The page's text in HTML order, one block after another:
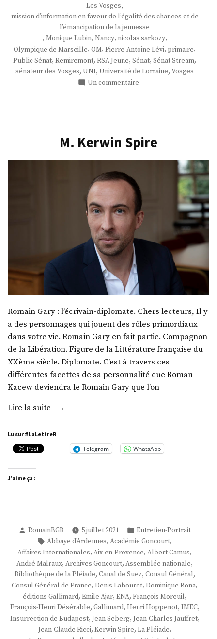
Les Vosges,
mission d’information en faveur de l’égalité des chances et de
l’émancipation de la jeunesse
, Monique Lubin, Nancy, nicolas sarkozy,
Olympique de Marseille, OM, Pierre-Antoine Lévi, primaire,
Public Sénat, Remiremont, RSA Jeune, Sénat, Sénat Stream,
sénateur des Vosges, UNI, Université de Lorraine, Vosges
Un commentaire
M. Kerwin Spire
Romain Gary : l’écrivain-diplomate. Chers lecteurs, Il y
a des personnages qui jouent des rôles primordiaux
dans votre vie. Romain Gary en fait partie. Compagnon
de la Libération. Figure de la Littérature française du
XXème siècle. Diplomate. C’est à travers ces
différentes facettes de sa personnalité que Roman
Kacew deviendra le Romain Gary que l’on
Lire la suite
« M.
Spire »
Lu sur #LaLettreR
Telegram WhatsApp
J’aime ça :
Publié
par
RomainBGB 5 juillet 2021
Publié
dans
Entretien-Portrait
Étiquettes :
Abbaye d'Ardennes, Académie Goncourt,
Affaires Internationales, Aix-en-Provence, Albert Camus,
André Malraux, Archives Goncourt, Assemblée nationale,
Bibliothèque de la Pléiade, Canal de Suez, Consul Général,
Consul Général de France, Denis Labouret, Dominique Bona,
éditions Gallimard, Emile Ajar, ENA, François Moreuil,
François-Henri Désérable, Gallimard, Henri Hoppenot, IMEC,
Insurrection de Budapest, Jean Seberg, Jean-Charles Jauffret,
Jean-Claude Ricci, Kerwin Spire, La Pléiade,